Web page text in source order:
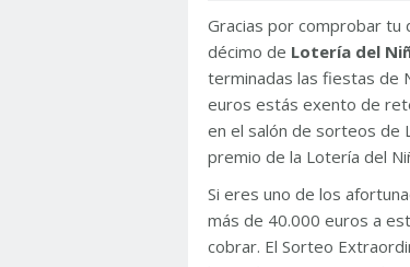
Gracias por comprobar
décimo de Lotería del
terminadas las fiestas de
euros estás exento de
en el salón de sorteos de
premio de la Lotería del
Si eres uno de los
más de 40.000 euros a
cobrar. El Sorteo